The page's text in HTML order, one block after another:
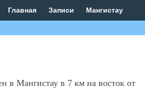
Главная Записи Мангистау
в Мангистау в 7 км на восток от